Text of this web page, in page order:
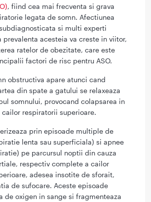
, fiind cea mai frecventa si grava
legata de somn. Afectiunea
si multi experti
prevalenta acesteia va creste in viitor,
ratelor de obezitate, care este
factori de risc pentru ASO.
obstructiva apare atunci cand
din spate a gatului se relaxeaza
somnului, provocand colapsarea in
respiratorii superioare.
prin episoade multiple de
lenta sau superficiala) si apnee
pe parcursul noptii din cauza
respectiv complete a cailor
adesea insotite de sforait,
de sufocare. Aceste episoade
de oxigen in sange si fragmenteaza